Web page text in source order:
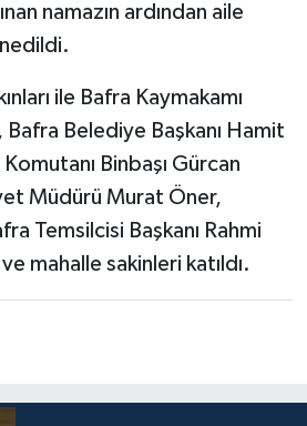
namazın ardından aile
ile Bafra Kaymakamı
Bafra Belediye Başkanı Hamit
Komutanı Binbaşı Gürcan
Müdürü Murat Öner,
Temsilcisi Başkanı Rahmi
mahalle sakinleri katıldı.